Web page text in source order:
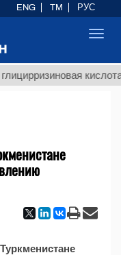
кислота
ENG TM РУС